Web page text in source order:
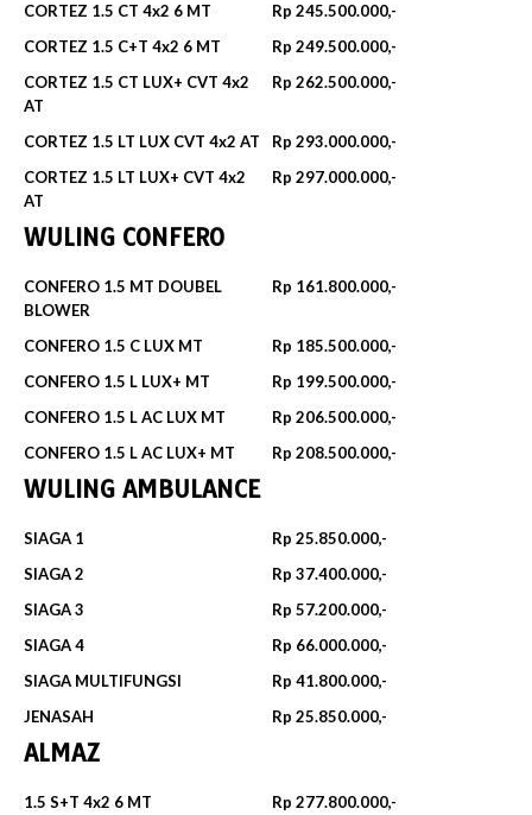
CORTEZ 1.5 CT 4x2 6 MT
Rp 245.500.000,-
CORTEZ 1.5 C+T 4x2 6 MT
Rp 249.500.000,-
CORTEZ 1.5 CT LUX+ CVT 4x2
AT
Rp 262.500.000,-
CORTEZ 1.5 LT LUX CVT 4x2 AT
Rp 293.000.000,-
CORTEZ 1.5 LT LUX+ CVT 4x2
AT
Rp 297.000.000,-
WULING CONFERO
CONFERO 1.5 MT DOUBEL
BLOWER
Rp 161.800.000,-
CONFERO 1.5 C LUX MT
Rp 185.500.000,-
CONFERO 1.5 L LUX+ MT
Rp 199.500.000,-
CONFERO 1.5 L AC LUX MT
Rp 206.500.000,-
CONFERO 1.5 L AC LUX+ MT
Rp 208.500.000,-
WULING AMBULANCE
SIAGA 1
Rp 25.850.000,-
SIAGA 2
Rp 37.400.000,-
SIAGA 3
Rp 57.200.000,-
SIAGA 4
Rp 66.000.000,-
SIAGA MULTIFUNGSI
Rp 41.800.000,-
JENASAH
Rp 25.850.000,-
ALMAZ
1.5 S+T 4x2 6 MT
Rp 277.800.000,-